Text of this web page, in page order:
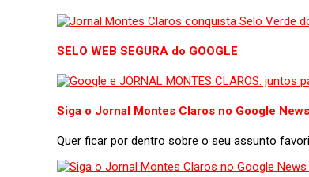
SELO WEB SEGURA do GOOGLE
Siga o Jornal Montes Claros no Google
Quer ficar por dentro sobre o seu assunto